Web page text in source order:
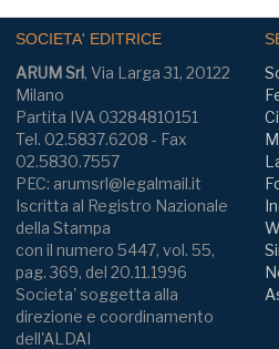
SOCIETA' EDITRICE
ARUM Srl, Via Larga 31, 20122
Milano
Partita IVA 03284810151
Tel. 02.5837.6208 - Fax
02.5830.7557
PEC: arumsrl@legalmail.it
Iscritta al Registro Nazionale
della Stampa
con il numero 5447, vol. 55,
pag. 369, del 20.11.1996
Societa' soggetta alla
direzione e coordinamento
dell'ALDAI